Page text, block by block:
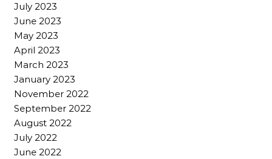
July 2023
June 2023
May 2023
April 2023
March 2023
January 2023
November 2022
September 2022
August 2022
July 2022
June 2022